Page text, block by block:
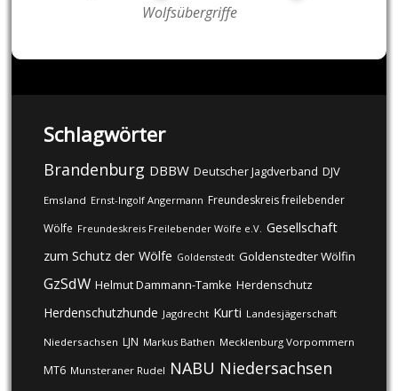
Wolfsübergriffe
Schlagwörter
Brandenburg DBBW Deutscher Jagdverband DJV
Emsland Ernst-Ingolf Angermann Freundeskreis freilebender
Wölfe Freundeskreis Freilebender Wölfe e.V. Gesellschaft
zum Schutz der Wölfe Goldenstedt Goldenstedter Wölfin
GzSdW Helmut Dammann-Tamke Herdenschutz
Herdenschutzhunde Jagdrecht Kurti Landesjägerschaft
Niedersachsen LJN Markus Bathen Mecklenburg Vorpommern
MT6 Munsteraner Rudel NABU Niedersachsen